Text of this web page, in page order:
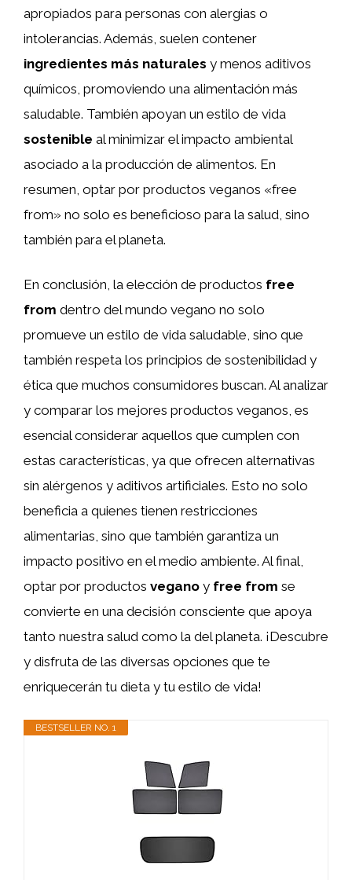
apropiados para personas con alergias o
intolerancias. Además, suelen contener
ingredientes más naturales y menos aditivos
químicos, promoviendo una alimentación más
saludable. También apoyan un estilo de vida
sostenible al minimizar el impacto ambiental
asociado a la producción de alimentos. En
resumen, optar por productos veganos «free
from» no solo es beneficioso para la salud, sino
también para el planeta.
En conclusión, la elección de productos free
from dentro del mundo vegano no solo
promueve un estilo de vida saludable, sino que
también respeta los principios de sostenibilidad y
ética que muchos consumidores buscan. Al analizar
y comparar los mejores productos veganos, es
esencial considerar aquellos que cumplen con
estas características, ya que ofrecen alternativas
sin alérgenos y aditivos artificiales. Esto no solo
beneficia a quienes tienen restricciones
alimentarias, sino que también garantiza un
impacto positivo en el medio ambiente. Al final,
optar por productos vegano y free from se
convierte en una decisión consciente que apoya
tanto nuestra salud como la del planeta. ¡Descubre
y disfruta de las diversas opciones que te
enriquecerán tu dieta y tu estilo de vida!
BESTSELLER NO. 1